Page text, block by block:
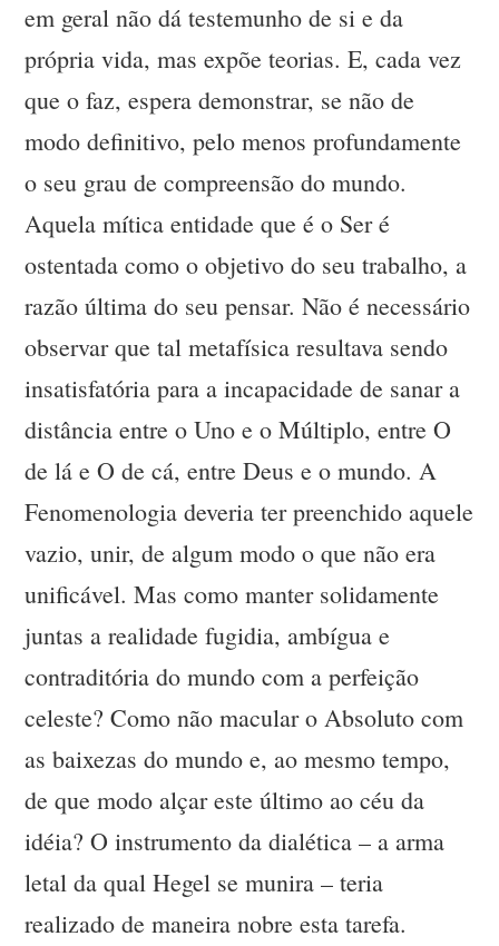
em geral não dá testemunho de si e da
própria vida, mas expõe teorias. E, cada vez
que o faz, espera demonstrar, se não de
modo definitivo, pelo menos profundamente
o seu grau de compreensão do mundo.
Aquela mítica entidade que é o Ser é
ostentada como o objetivo do seu trabalho, a
razão última do seu pensar. Não é necessário
observar que tal metafísica resultava sendo
insatisfatória para a incapacidade de sanar a
distância entre o Uno e o Múltiplo, entre O
de lá e O de cá, entre Deus e o mundo. A
Fenomenologia deveria ter preenchido aquele
vazio, unir, de algum modo o que não era
unificável. Mas como manter solidamente
juntas a realidade fugidia, ambígua e
contraditória do mundo com a perfeição
celeste? Como não macular o Absoluto com
as baixezas do mundo e, ao mesmo tempo,
de que modo alçar este último ao céu da
idéia? O instrumento da dialética – a arma
letal da qual Hegel se munira – teria
realizado de maneira nobre esta tarefa.